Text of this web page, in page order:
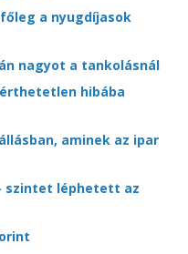
a nyugdíjasok
nagyot a tankolásnál
hibába
aminek az ipar
szintet léphetett az